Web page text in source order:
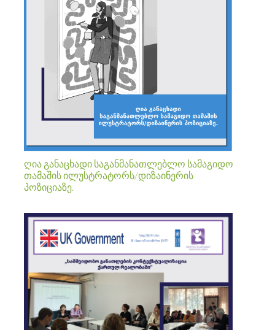
ღია განაცხადი საგანმანათლებლო სამაგიდო
თამაშის ილუსტრატორს/დიზაინერის
პოზიციაზე.